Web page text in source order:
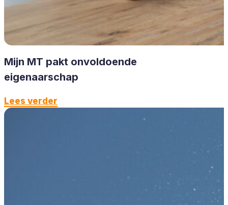
Mijn MT pakt onvoldoende
eigenaarschap
Lees verder